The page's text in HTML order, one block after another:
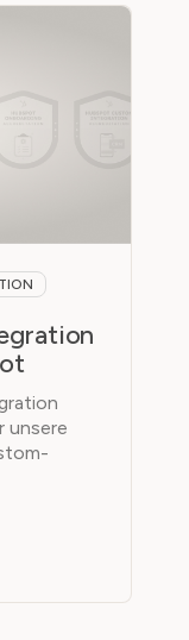
unsere